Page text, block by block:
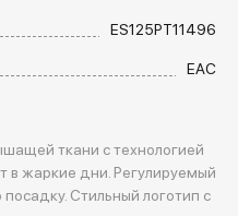
звонок
ES125PT11496
EAC
ткани с технологией
в жаркие дни. Регулируемый
Стильный логотип с